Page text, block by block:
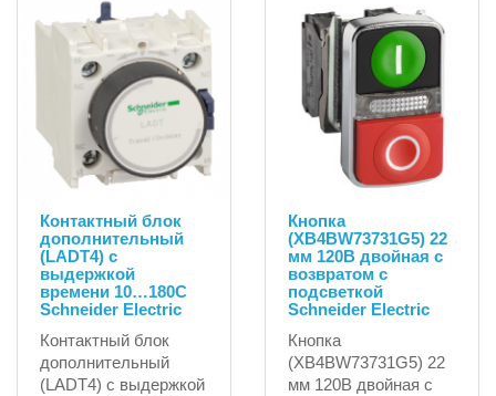
Контактный блок
дополнительный
(LADT4) с
выдержкой
времени 10…180С
Schneider Electric
Контактный блок
дополнительный
(LADT4) с выдержкой
Кнопка
(XB4BW73731G5) 22
мм 120В двойная с
возвратом с
подсветкой
Schneider Electric
Кнопка
(XB4BW73731G5) 22
мм 120В двойная с